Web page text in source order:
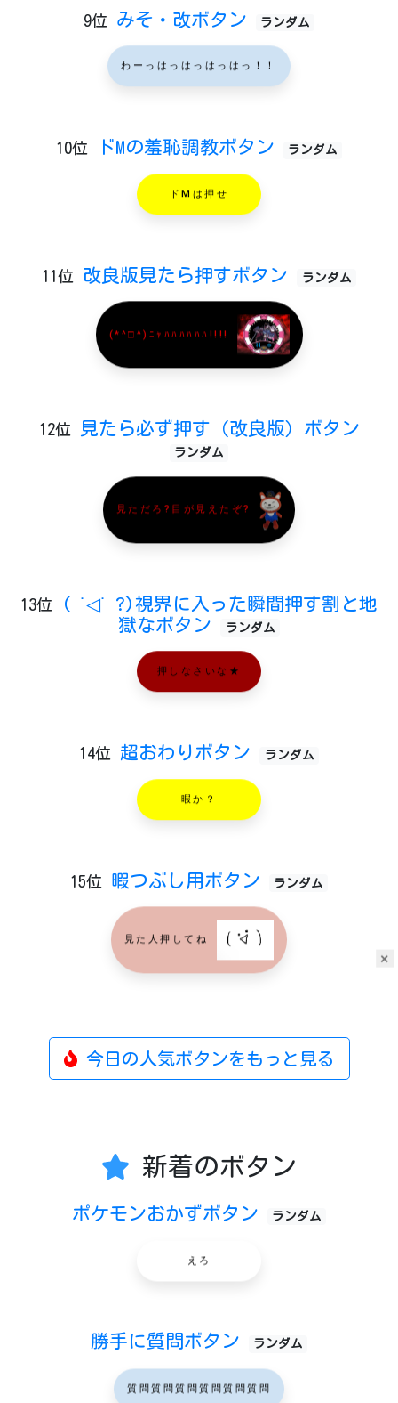
×
9位 みそ・改ボタン ランダム
わーっはっはっはっはっ！！
10位 ドMの羞恥調教ボタン ランダム
ドMは押せ
11位 改良版見たら押すボタン ランダム
(*^□^)ﾆｬﾊﾊﾊﾊﾊﾊ!!!!
12位 見たら必ず押す（改良版）ボタン
ランダム
見ただろ?目が見えたぞ?
13位
( ˙◁˙ ?)視界に入った瞬間押す割と地
獄なボタン
ランダム
押しなさいな★
14位 超おわりボタン ランダム
暇か？
15位 暇つぶし用ボタン ランダム
見た人押してね
今日の人気ボタンをもっと見る
新着のボタン
ポケモンおかずボタン ランダム
えろ
勝手に質問ボタン ランダム
質問質問質問質問質問質問